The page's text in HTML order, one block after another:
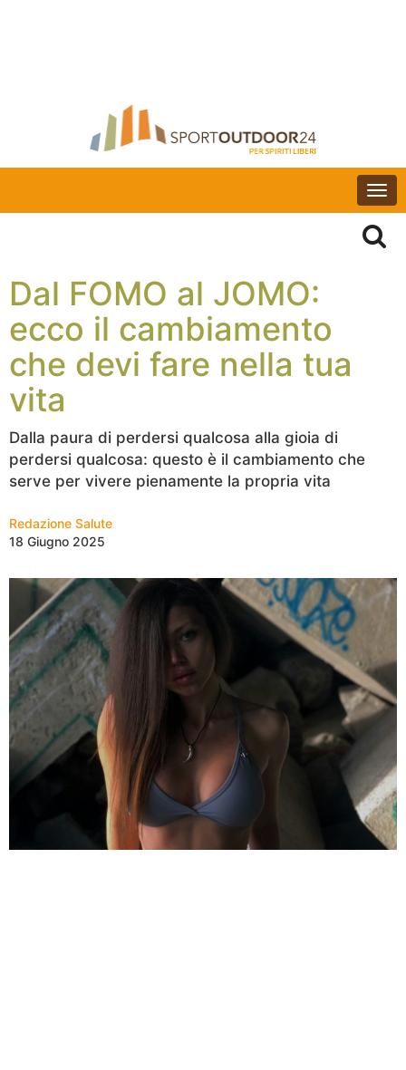
Dal FOMO al JOMO:
ecco il cambiamento
che devi fare nella tua
vita
Dalla paura di perdersi qualcosa alla gioia di
perdersi qualcosa: questo è il cambiamento che
serve per vivere pienamente la propria vita
Redazione Salute
18 Giugno 2025